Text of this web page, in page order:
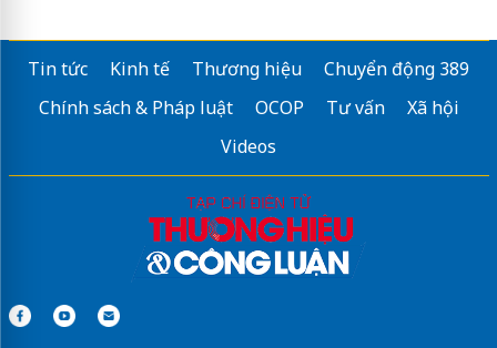
Tin tức Kinh tế Thương hiệu
Chuyển động 389
Chính sách & Pháp luật
OCOP Tư vấn
Xã hội
Videos